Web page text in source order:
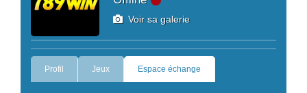
Voir sa galerie
Profil Jeux Espace échange